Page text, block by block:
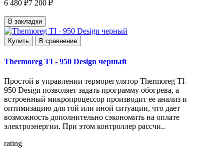
6 480 ₽7 200 ₽
В закладки
Купить В сравнение
Thermoreg TI - 950 Design черный
Простой в управлении терморегулятор Thermoreg TI-
950 Design позволяет задать программу обогрева, а
встроенный микропроцессор производит ее анализ и
оптимизацию для той или иной ситуации, что дает
возможность дополнительно сэкономить на оплате
электроэнергии. При этом контроллер рассчи..
rating